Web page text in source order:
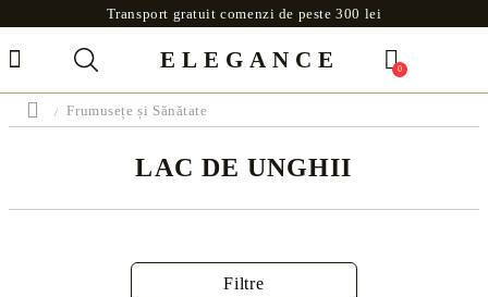
Transport gratuit comenzi de peste 300 lei
ELEGANCE 0
Frumusețe și Sănătate
LAC DE UNGHII
Filtre